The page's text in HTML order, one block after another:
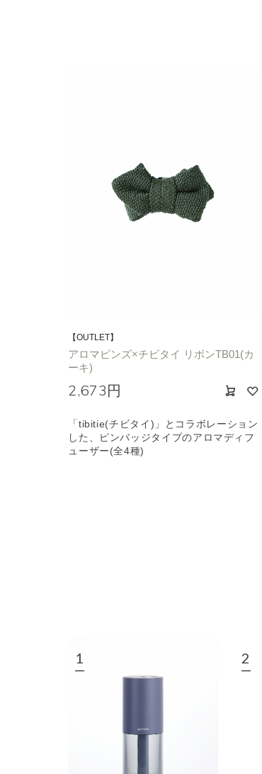
【OUTLET】
アロマピンズ×チビタイ リボンTB01(カ
ーキ)
2,673円
「tibitie(チビタイ)」とコラボレーション
した、ピンバッジタイプのアロマディフ
ューザー(全4種)